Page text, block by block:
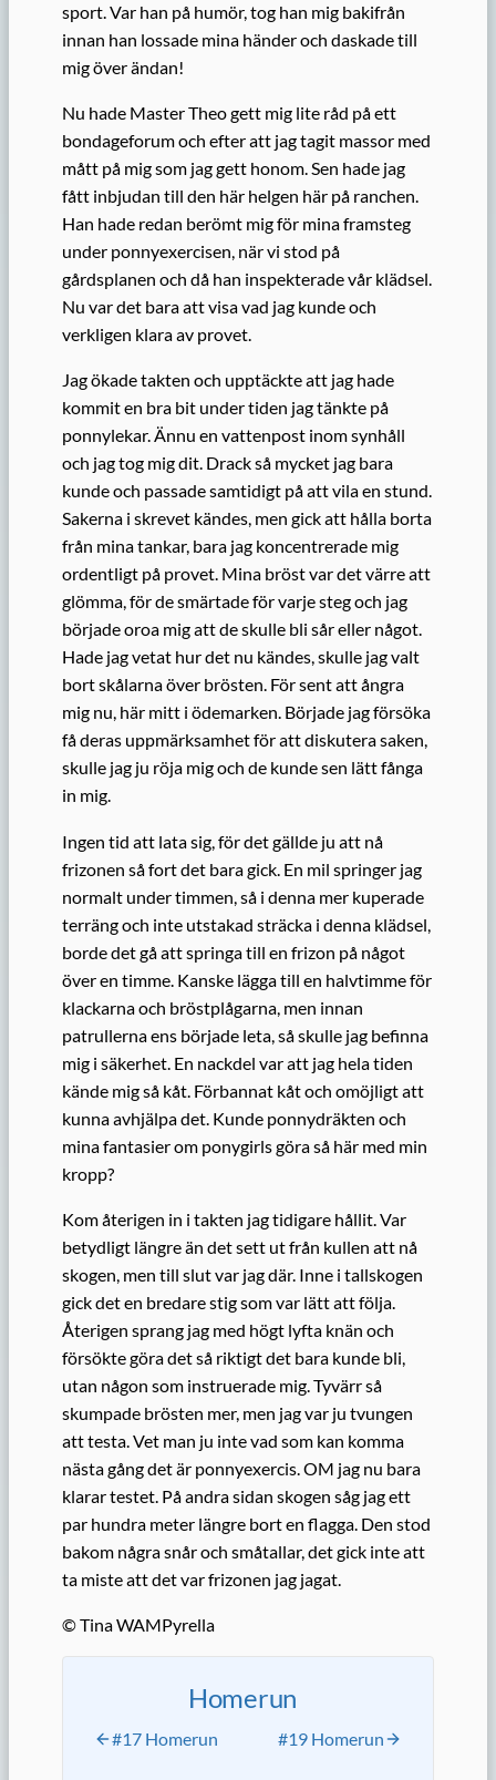
sport. Var han på humör, tog han mig bakifrån
innan han lossade mina händer och daskade till
mig över ändan!
Nu hade Master Theo gett mig lite råd på ett
bondageforum och efter att jag tagit massor med
mått på mig som jag gett honom. Sen hade jag
fått inbjudan till den här helgen här på ranchen.
Han hade redan berömt mig för mina framsteg
under ponnyexercisen, när vi stod på
gårdsplanen och då han inspekterade vår klädsel.
Nu var det bara att visa vad jag kunde och
verkligen klara av provet.
Jag ökade takten och upptäckte att jag hade
kommit en bra bit under tiden jag tänkte på
ponnylekar. Ännu en vattenpost inom synhåll
och jag tog mig dit. Drack så mycket jag bara
kunde och passade samtidigt på att vila en stund.
Sakerna i skrevet kändes, men gick att hålla borta
från mina tankar, bara jag koncentrerade mig
ordentligt på provet. Mina bröst var det värre att
glömma, för de smärtade för varje steg och jag
började oroa mig att de skulle bli sår eller något.
Hade jag vetat hur det nu kändes, skulle jag valt
bort skålarna över brösten. För sent att ångra
mig nu, här mitt i ödemarken. Började jag försöka
få deras uppmärksamhet för att diskutera saken,
skulle jag ju röja mig och de kunde sen lätt fånga
in mig.
Ingen tid att lata sig, för det gällde ju att nå
frizonen så fort det bara gick. En mil springer jag
normalt under timmen, så i denna mer kuperade
terräng och inte utstakad sträcka i denna klädsel,
borde det gå att springa till en frizon på något
över en timme. Kanske lägga till en halvtimme för
klackarna och bröstplågarna, men innan
patrullerna ens började leta, så skulle jag befinna
mig i säkerhet. En nackdel var att jag hela tiden
kände mig så kåt. Förbannat kåt och omöjligt att
kunna avhjälpa det. Kunde ponnydräkten och
mina fantasier om ponygirls göra så här med min
kropp?
Kom återigen in i takten jag tidigare hållit. Var
betydligt längre än det sett ut från kullen att nå
skogen, men till slut var jag där. Inne i tallskogen
gick det en bredare stig som var lätt att följa.
Återigen sprang jag med högt lyfta knän och
försökte göra det så riktigt det bara kunde bli,
utan någon som instruerade mig. Tyvärr så
skumpade brösten mer, men jag var ju tvungen
att testa. Vet man ju inte vad som kan komma
nästa gång det är ponnyexercis. OM jag nu bara
klarar testet. På andra sidan skogen såg jag ett
par hundra meter längre bort en flagga. Den stod
bakom några snår och småtallar, det gick inte att
ta miste att det var frizonen jag jagat.
© Tina WAMPyrella
Homerun
#17 Homerun #19 Homerun